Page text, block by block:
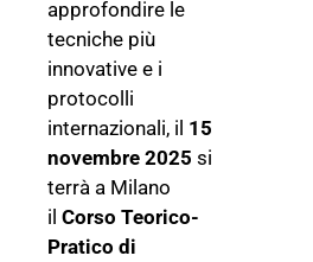
approfondire le
tecniche più
innovative e i
protocolli
internazionali, il 15
novembre 2025 si
terrà a Milano
il Corso Teorico-
Pratico di